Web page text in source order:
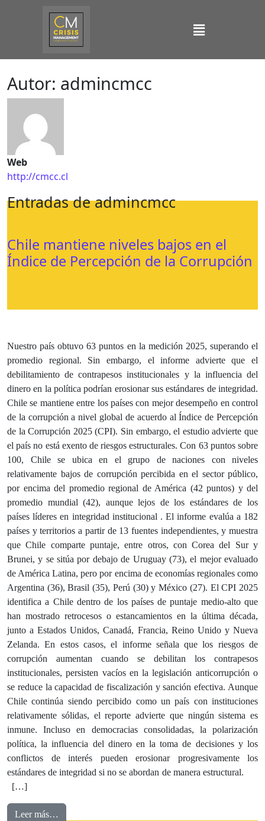
Autor: admincmcc
Web
http://cmcc.cl
Entradas de admincmcc
Chile mantiene niveles bajos en el
Índice de Percepción de la Corrupción
Nuestro país obtuvo 63 puntos en la medición 2025, superando el
promedio regional. Sin embargo, el informe advierte que el
debilitamiento de contrapesos institucionales y la influencia del
dinero en la política podrían erosionar sus estándares de integridad.
Chile se mantiene entre los países con mejor desempeño en control
de la corrupción a nivel global de acuerdo al Índice de Percepción
de la Corrupción 2025 (CPI). Sin embargo, el estudio advierte que
el país no está exento de riesgos estructurales. Con 63 puntos sobre
100, Chile se ubica en el grupo de naciones con niveles
relativamente bajos de corrupción percibida en el sector público,
por encima del promedio regional de América (42 puntos) y del
promedio mundial (42), aunque lejos de los estándares de los
países líderes en integridad institucional . El informe evalúa a 182
países y territorios a partir de 13 fuentes independientes, y muestra
que Chile comparte puntaje, entre otros, con Corea del Sur y
Brunei, y se sitúa por debajo de Uruguay (73), el mejor evaluado
de América Latina, pero por encima de economías regionales como
Argentina (36), Brasil (35), Perú (30) y México (27). El CPI 2025
identifica a Chile dentro de los países de puntaje medio-alto que
han mostrado retrocesos o estancamientos en la última década,
junto a Estados Unidos, Canadá, Francia, Reino Unido y Nueva
Zelanda. En estos casos, el informe señala que los riesgos de
corrupción aumentan cuando se debilitan los contrapesos
institucionales, persisten vacíos en la legislación anticorrupción o
se reduce la capacidad de fiscalización y sanción efectiva. Aunque
Chile continúa siendo percibido como un país con instituciones
relativamente sólidas, el reporte advierte que ningún sistema es
inmune. Incluso en democracias consolidadas, la polarización
política, la influencia del dinero en la toma de decisiones y los
conflictos de interés pueden erosionar progresivamente los
estándares de integridad si no se abordan de manera estructural.
[…]
Leer más…